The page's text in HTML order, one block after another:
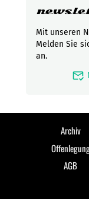
Mit unseren
Melden Sie
an.
mark_email_read
Archiv
AGB